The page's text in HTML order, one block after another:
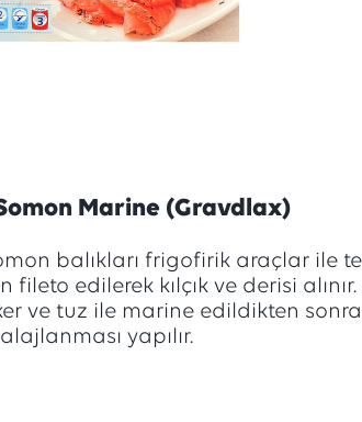
Marine (Gravdlax)
balıkları frigofirik araçlar ile
fileto edilerek kılçık ve derisi alınır.
ve tuz ile marine edildikten sonra
yapılır.